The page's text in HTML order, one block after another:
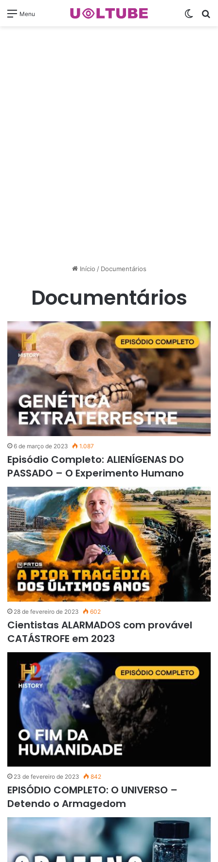
Menu
Início / Documentários
Documentários
6 de março de 2023 1.087
Episódio Completo: ALIENÍGENAS DO
PASSADO – O Experimento Humano
28 de fevereiro de 2023 602
Cientistas ALARMADOS com provável
CATÁSTROFE em 2023
23 de fevereiro de 2023 842
EPISÓDIO COMPLETO: O UNIVERSO –
Detendo o Armagedom